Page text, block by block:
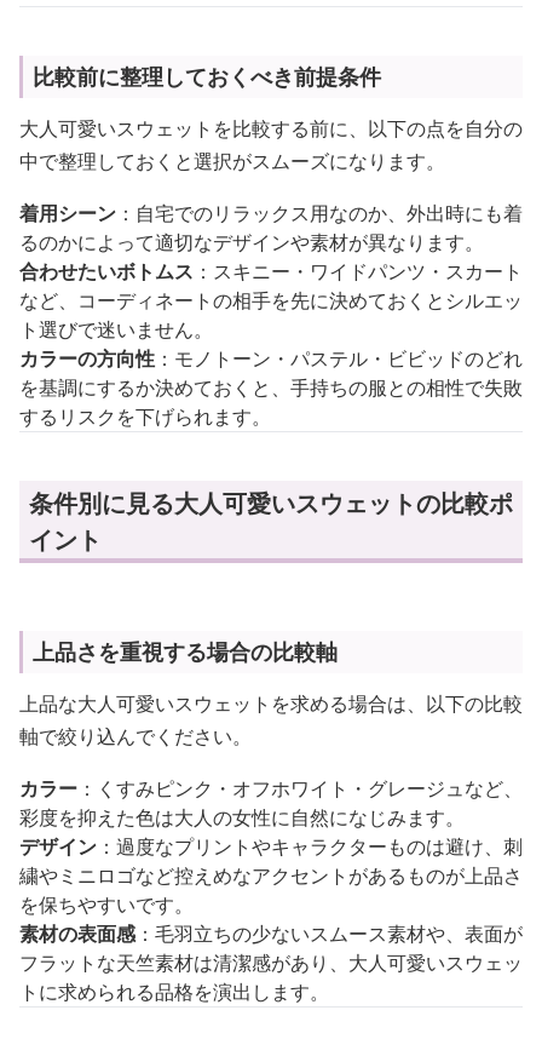
比較前に整理しておくべき前提条件
大人可愛いスウェットを比較する前に、以下の点を自分の
中で整理しておくと選択がスムーズになります。
着用シーン ：自宅でのリラックス用なのか、外出時にも着
るのかによって適切なデザインや素材が異なります。
合わせたいボトムス ：スキニー・ワイドパンツ・スカート
など、コーディネートの相手を先に決めておくとシルエッ
ト選びで迷いません。
カラーの方向性 ：モノトーン・パステル・ビビッドのどれ
を基調にするか決めておくと、手持ちの服との相性で失敗
するリスクを下げられます。
条件別に見る大人可愛いスウェットの比較ポ
イント
上品さを重視する場合の比較軸
上品な大人可愛いスウェットを求める場合は、以下の比較
軸で絞り込んでください。
カラー ：くすみピンク・オフホワイト・グレージュなど、
彩度を抑えた色は大人の女性に自然になじみます。
デザイン ：過度なプリントやキャラクターものは避け、刺
繍やミニロゴなど控えめなアクセントがあるものが上品さ
を保ちやすいです。
素材の表面感：毛羽立ちの少ないスムース素材や、表面が
フラットな天竺素材は清潔感があり、大人可愛いスウェッ
トに求められる品格を演出します。